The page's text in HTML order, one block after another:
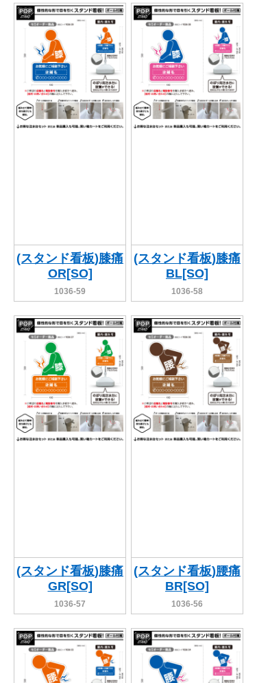
(スタンド看板)膝痛
OR[SO]
1036-59
(スタンド看板)膝痛
BL[SO]
1036-58
(スタンド看板)膝痛
GR[SO]
1036-57
(スタンド看板)腰痛
BR[SO]
1036-56